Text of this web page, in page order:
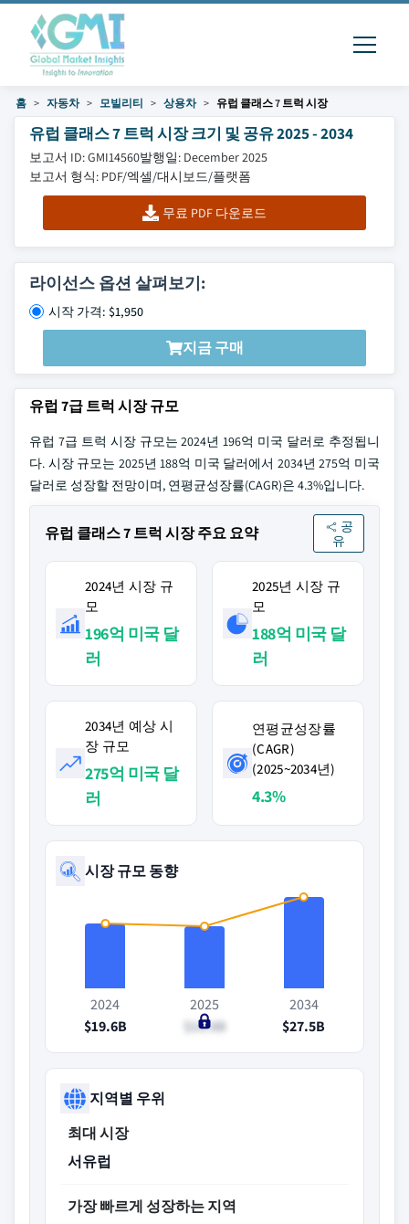
홈 자동차 모빌리티 상용차 유럽 클래스 7 트럭 시장
유럽 클래스 7 트럭 시장 크기 및 공유 2025 - 2034
보고서 ID: GMI14560발행일: December 2025
보고서 형식: PDF/엑셀/대시보드/플랫폼
무료 PDF 다운로드
라이선스 옵션 살펴보기:
시작 가격: $1,950
지금 구매
유럽 7급 트럭 시장 규모
유럽 7급 트럭 시장 규모는 2024년 196억 미국 달러로 추정됩니
다. 시장 규모는 2025년 188억 미국 달러에서 2034년 275억 미국
달러로 성장할 전망이며, 연평균성장률(CAGR)은 4.3%입니다.
유럽 클래스 7 트럭 시장 주요 요약
공
유
2024년 시장 규
모
196억 미국 달
러
2025년 시장 규
모
188억 미국 달
러
2034년 예상 시
장 규모
275억 미국 달
러
연평균성장률
(CAGR)
(2025~2034년)
4.3%
시장 규모 동향
2024
$19.6B
2025
$18.8B
2034
$27.5B
지역별 우위
최대 시장
서유럽
가장 빠르게 성장하는 지역